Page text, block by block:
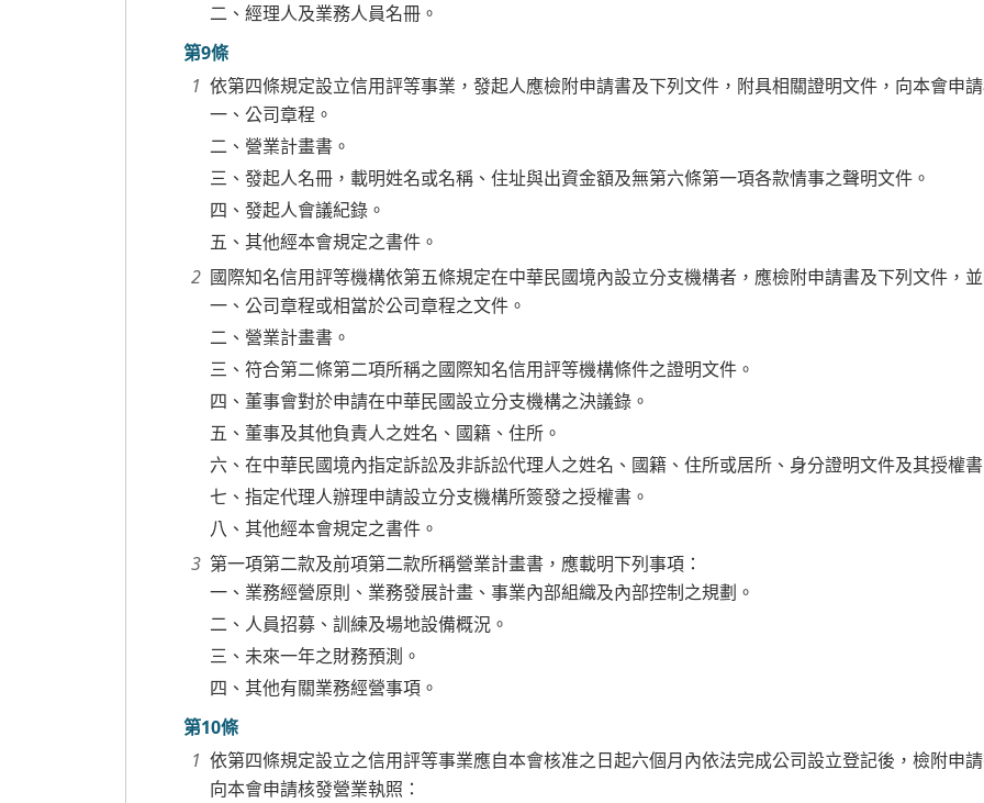
二、經理人及業務人員名冊。
第9條
依第四條規定設立信用評等事業，發起人應檢附申請書及下列文件，附具相關證明文件，向本會申請
一、公司章程。
二、營業計畫書。
三、發起人名冊，載明姓名或名稱、住址與出資金額及無第六條第一項各款情事之聲明文件。
四、發起人會議紀錄。
五、其他經本會規定之書件。
國際知名信用評等機構依第五條規定在中華民國境內設立分支機構者，應檢附申請書及下列文件，
一、公司章程或相當於公司章程之文件。
二、營業計畫書。
三、符合第二條第二項所稱之國際知名信用評等機構條件之證明文件。
四、董事會對於申請在中華民國設立分支機構之決議錄。
五、董事及其他負責人之姓名、國籍、住所。
六、在中華民國境內指定訴訟及非訴訟代理人之姓名、國籍、住所或居所、身分證明文件及其授權書
七、指定代理人辦理申請設立分支機構所簽發之授權書。
八、其他經本會規定之書件。
第一項第二款及前項第二款所稱營業計畫書，應載明下列事項：
一、業務經營原則、業務發展計畫、事業內部組織及內部控制之規劃。
二、人員招募、訓練及場地設備概況。
三、未來一年之財務預測。
四、其他有關業務經營事項。
第10條
依第四條規定設立之信用評等事業應自本會核准之日起六個月內依法完成公司設立登記後，檢附申
向本會申請核發營業執照：